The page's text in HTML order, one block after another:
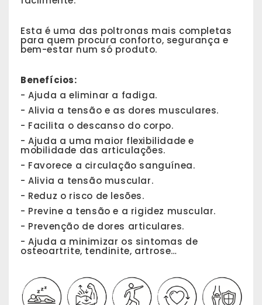
Esta é uma das poltronas mais completas
para quem procura conforto, segurança e
bem-estar num só produto.
Benefícios:
- Ajuda a eliminar a fadiga.
- Alivia a tensão e as dores musculares.
- Facilita o descanso do corpo.
- Ajuda a uma maior flexibilidade e
mobilidade das articulações.
- Favorece a circulação sanguínea.
- Alivia a tensão muscular.
- Reduz o risco de lesões.
- Previne a tensão e a rigidez muscular.
- Prevenção de dores articulares.
- Ajuda a minimizar os sintomas de
osteoartrite, tendinite, artrose…